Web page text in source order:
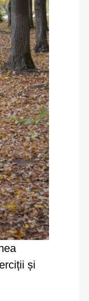
și